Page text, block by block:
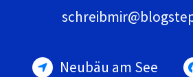
Neubäu am See